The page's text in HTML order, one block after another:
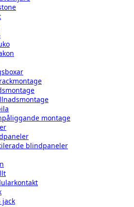
montage
blindpaneler
jack